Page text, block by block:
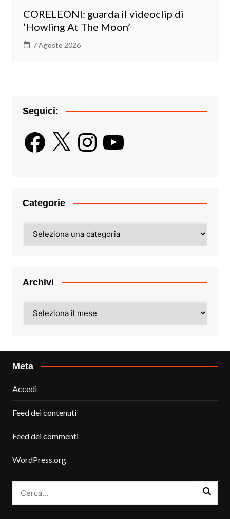
CORELEONI: guarda il videoclip di
‘Howling At The Moon’
7 Agosto 2026
Seguici:
Facebook
X InstagramYouTube
Categorie
Archivi
Meta
Accedi
Feed dei contenuti
Feed dei commenti
WordPress.org